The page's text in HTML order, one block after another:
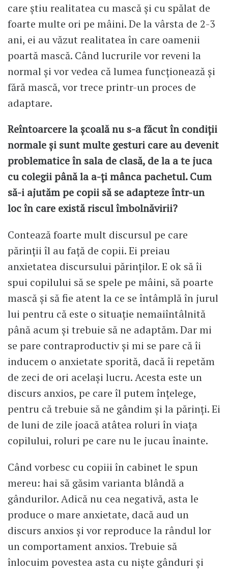
care știu realitatea cu mască și cu spălat de
foarte multe ori pe mâini. De la vârsta de 2-3
ani, ei au văzut realitatea în care oamenii
poartă mască. Când lucrurile vor reveni la
normal și vor vedea că lumea funcționează și
fără mască, vor trece printr-un proces de
adaptare.
Reîntoarcere la școală nu s-a făcut în condiții
normale și sunt multe gesturi care au devenit
problematice în sala de clasă, de la a te juca
cu colegii până la a-ți mânca pachetul. Cum
să-i ajutăm pe copii să se adapteze într-un
loc în care există riscul îmbolnăvirii?
Contează foarte mult discursul pe care
părinții îl au față de copii. Ei preiau
anxietatea discursului părinților. E ok să îi
spui copilului să se spele pe mâini, să poarte
mască și să fie atent la ce se întâmplă în jurul
lui pentru că este o situație nemaiîntâlnită
până acum și trebuie să ne adaptăm. Dar mi
se pare contraproductiv și mi se pare că îi
inducem o anxietate sporită, dacă îi repetăm
de zeci de ori același lucru. Acesta este un
discurs anxios, pe care îl putem înțelege,
pentru că trebuie să ne gândim și la părinți. Ei
de luni de zile joacă atâtea roluri în viața
copilului, roluri pe care nu le jucau înainte.
Când vorbesc cu copiii în cabinet le spun
mereu: hai să găsim varianta blândă a
gândurilor. Adică nu cea negativă, asta le
produce o mare anxietate, dacă aud un
discurs anxios și vor reproduce la rândul lor
un comportament anxios. Trebuie să
înlocuim povestea asta cu niște gânduri și